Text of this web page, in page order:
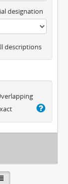
designation
descriptions